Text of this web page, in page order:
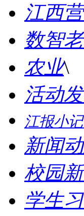
江西
数智
农业\
活动
江报小
新闻
校园
学生